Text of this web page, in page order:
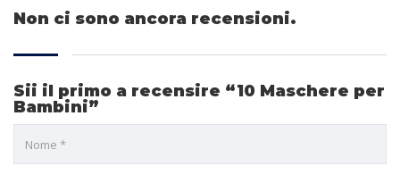
Non ci sono ancora recensioni.
Sii il primo a recensire “10 Maschere per
Bambini”